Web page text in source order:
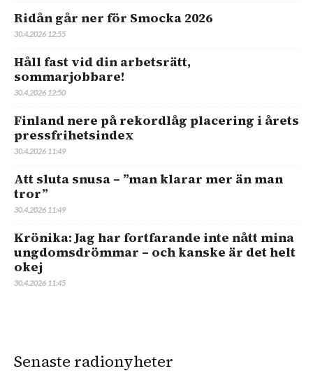
Ridån går ner för Smocka 2026
30.4.2026 12:55
Håll fast vid din arbetsrätt,
sommarjobbare!
30.4.2026 12:50
Finland nere på rekordlåg placering i årets
pressfrihetsindex
30.4.2026 11:49
Att sluta snusa – ”man klarar mer än man
tror”
30.4.2026 11:49
Krönika: Jag har fortfarande inte nått mina
ungdomsdrömmar – och kanske är det helt
okej
30.4.2026 11:45
Senaste radionyheter